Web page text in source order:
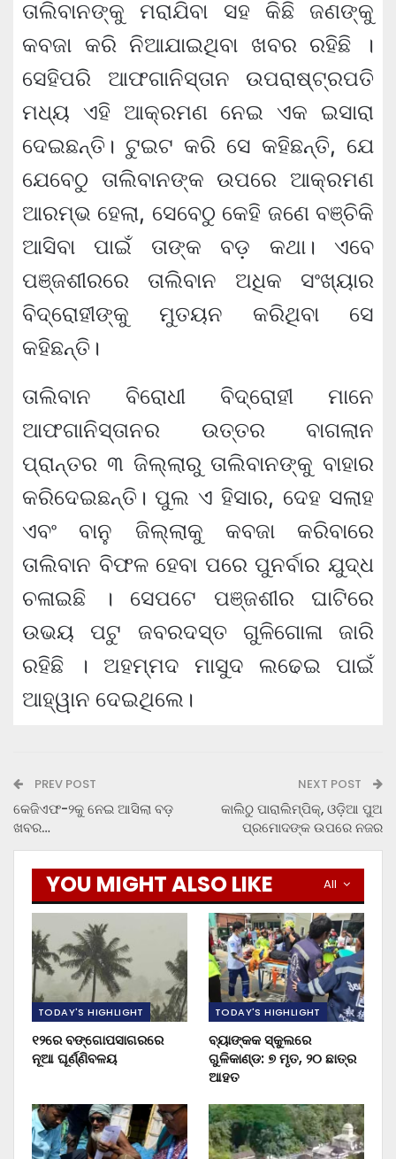
ତାଲିବାନଙ୍କୁ ମରାଯିବା ସହ କିଛି ଜଣଙ୍କୁ
କବଜା କରି ନିଆଯାଇଥିବା ଖବର ରହିଛି ।
ସେହିପରି ଆଫଗାନିସ୍ତାନ ଉପରାଷ୍ଟ୍ରପତି
ମଧ୍ୟ ଏହି ଆକ୍ରମଣ ନେଇ ଏକ ଇସାରା
ଦେଇଛନ୍ତି। ଟୁଇଟ କରି ସେ କହିଛନ୍ତି, ଯେ
ଯେବେଠୁ ତାଲିବାନଙ୍କ ଉପରେ ଆକ୍ରମଣ
ଆରମ୍ଭ ହେଲା, ସେବେଠୁ କେହି ଜଣେ ବଞ୍ଚିକି
ଆସିବା ପାଇଁ ତାଙ୍କ ବଡ଼ କଥା। ଏବେ
ପଞ୍ଜଶୀରରେ ତାଲିବାନ ଅଧିକ ସଂଖ୍ୟାର
ବିଦ୍ରୋହୀଙ୍କୁ ମୁତୟନ କରିଥିବା ସେ
କହିଛନ୍ତି।
ତାଲିବାନ ବିରୋଧୀ ବିଦ୍ରୋହୀ ମାନେ
ଆଫଗାନିସ୍ତାନର ଉତ୍ତର ବାଗଲାନ
ପ୍ରାନ୍ତର ୩ ଜିଲ୍ଲାରୁ ତାଲିବାନଙ୍କୁ ବାହାର
କରିଦେଇଛନ୍ତି। ପୁଲ ଏ ହିସାର, ଦେହ ସଲାହ
ଏବଂ ବାନୁ ଜିଲ୍ଲାକୁ କବଜା କରିବାରେ
ତାଲିବାନ ବିଫଳ ହେବା ପରେ ପୁନର୍ବାର ଯୁଦ୍ଧ
ଚଳାଇଛି । ସେପଟେ ପଞ୍ଜଶୀର ଘାଟିରେ
ଉଭୟ ପଟୁ ଜବରଦସ୍ତ ଗୁଳିଗୋଳା ଜାରି
ରହିଛି । ଅହମ୍ମଦ ମାସୁଦ ଲଢେଇ ପାଇଁ
ଆହ୍ୱାନ ଦେଇଥିଲେ।
PREV POST
କେଜିଏଫ-୨କୁ ନେଇ ଆସିଲା ବଡ଼
ଖବର…
NEXT POST
କାଲିଠୁ ପାରାଲିମ୍ପିକ୍, ଓଡ଼ିଆ ପୁଅ
ପ୍ରମୋଦଙ୍କ ଉପରେ ନଜର
All
YOU MIGHT ALSO LIKE
TODAY'S HIGHLIGHT
୧୨ରେ ବଙ୍ଗୋପସାଗରରେ
ନୂଆ ଘୂର୍ଣ୍ଣିବଳୟ
TODAY'S HIGHLIGHT
ବ୍ୟାଙ୍କକ ସ୍କୁଲରେ
ଗୁଳିକାଣ୍ଡ: ୭ ମୃତ, ୨୦ ଛାତ୍ର
ଆହତ